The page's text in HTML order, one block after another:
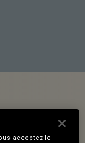
acceptez le